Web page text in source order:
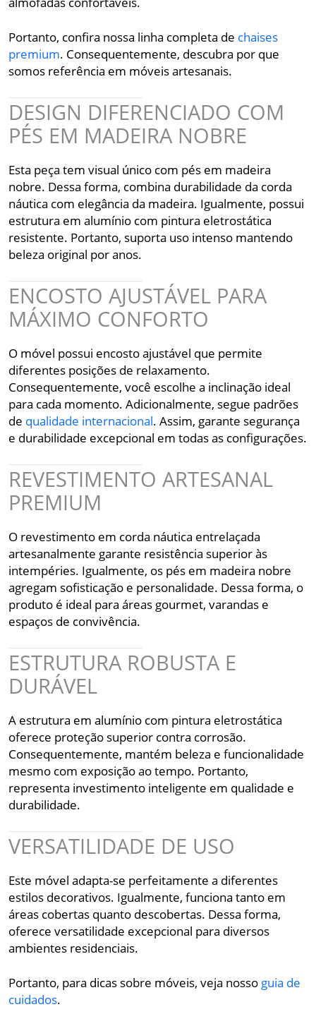
Portanto, confira nossa linha completa de chaises
premium. Consequentemente, descubra por que
somos referência em móveis artesanais.
DESIGN DIFERENCIADO COM
PÉS EM MADEIRA NOBRE
Esta peça tem visual único com pés em madeira
nobre. Dessa forma, combina durabilidade da corda
náutica com elegância da madeira. Igualmente, possui
estrutura em alumínio com pintura eletrostática
resistente. Portanto, suporta uso intenso mantendo
beleza original por anos.
ENCOSTO AJUSTÁVEL PARA
MÁXIMO CONFORTO
O móvel possui encosto ajustável que permite
diferentes posições de relaxamento.
Consequentemente, você escolhe a inclinação ideal
para cada momento. Adicionalmente, segue padrões
de qualidade internacional. Assim, garante segurança
e durabilidade excepcional em todas as configurações.
REVESTIMENTO ARTESANAL
PREMIUM
O revestimento em corda náutica entrelaçada
artesanalmente garante resistência superior às
intempéries. Igualmente, os pés em madeira nobre
agregam sofisticação e personalidade. Dessa forma, o
produto é ideal para áreas gourmet, varandas e
espaços de convivência.
ESTRUTURA ROBUSTA E
DURÁVEL
A estrutura em alumínio com pintura eletrostática
oferece proteção superior contra corrosão.
Consequentemente, mantém beleza e funcionalidade
mesmo com exposição ao tempo. Portanto,
representa investimento inteligente em qualidade e
durabilidade.
VERSATILIDADE DE USO
Este móvel adapta-se perfeitamente a diferentes
estilos decorativos. Igualmente, funciona tanto em
áreas cobertas quanto descobertas. Dessa forma,
oferece versatilidade excepcional para diversos
ambientes residenciais.
Portanto, para dicas sobre móveis, veja nosso guia de
cuidados.